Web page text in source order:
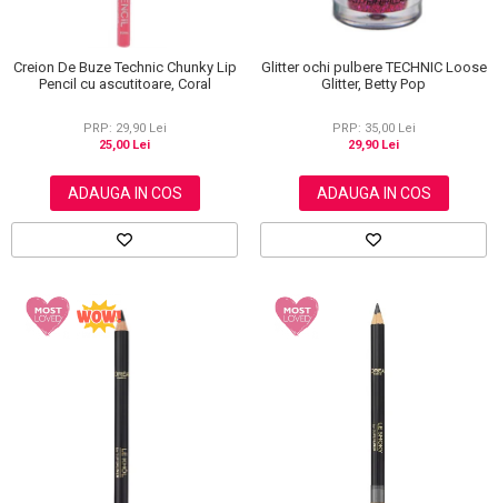
Creion De Buze Technic Chunky Lip
Pencil cu ascutitoare, Coral
PRP: 29,90 Lei
25,00 Lei
ADAUGA IN COS
Glitter ochi pulbere TECHNIC Loose
Glitter, Betty Pop
PRP: 35,00 Lei
29,90 Lei
ADAUGA IN COS